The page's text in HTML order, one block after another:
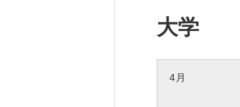
大学
4月